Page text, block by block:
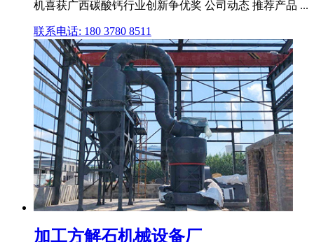
机喜获广西碳酸钙行业创新争优奖 公司动态 推荐产品 ...
联系电话: 180 3780 8511
加工方解石机械设备厂